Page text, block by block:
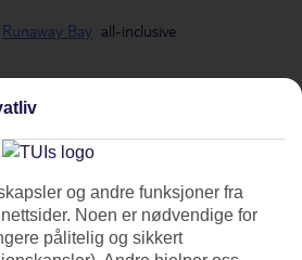
Runaway Bay all-inclusive
Runaway Bay
på regningen. Reiser med all inclusive
og barn kan kose seg med mat,
all inclusive får du det beste av to
og andre funksjoner fra
Noen er nødvendige for
pålitelig og sikkert